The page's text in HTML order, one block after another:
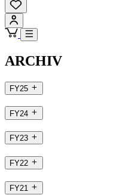
ARCHIV
FY25
FY24
FY23
FY22
FY21